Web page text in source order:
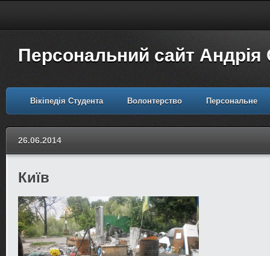
Персональний сайт Андрія
Вікіпедія Студента Волонтерство Персональне
26.06.2014
Київ